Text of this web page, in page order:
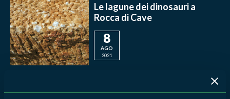
Le lagune dei dinosauri a
Rocca di Cave
8
AGO
2021
CRETACICA FOSSILE DI ROCCA DI CAVE